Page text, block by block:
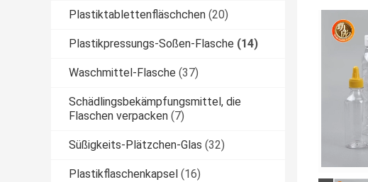
Plastiktablettenfläschchen (20)
Plastikpressungs-Soßen-Flasche (14)
Waschmittel-Flasche (37)
Schädlingsbekämpfungsmittel, die
Flaschen verpacken (7)
Süßigkeits-Plätzchen-Glas (32)
Plastikflaschenkapsel (16)